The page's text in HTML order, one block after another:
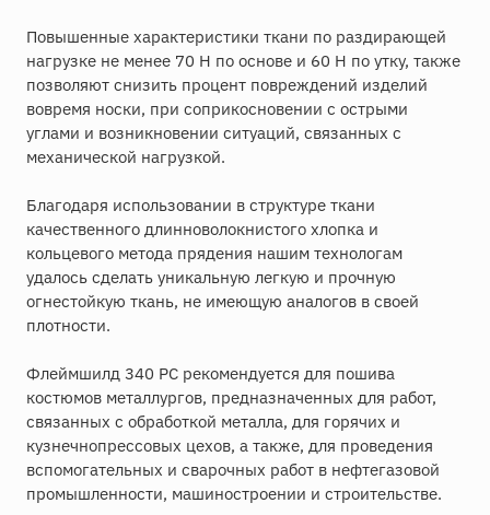
Повышенные характеристики ткани по раздирающей
нагрузке не менее 70 Н по основе и 60 Н по утку, также
позволяют снизить процент повреждений изделий
вовремя носки, при соприкосновении с острыми
углами и возникновении ситуаций, связанных с
механической нагрузкой.
Благодаря использовании в структуре ткани
качественного длинноволокнистого хлопка и
кольцевого метода прядения нашим технологам
удалось сделать уникальную легкую и прочную
огнестойкую ткань, не имеющую аналогов в своей
плотности.
Флеймшилд 340 РС рекомендуется для пошива
костюмов металлургов, предназначенных для работ,
связанных с обработкой металла, для горячих и
кузнечнопрессовых цехов, а также, для проведения
вспомогательных и сварочных работ в нефтегазовой
промышленности, машиностроении и строительстве.